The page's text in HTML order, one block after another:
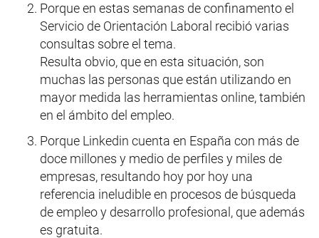
Porque en estas semanas de confinamento el
Servicio de Orientación Laboral recibió varias
consultas sobre el tema.
Resulta obvio, que en esta situación, son
muchas las personas que están utilizando en
mayor medida las herramientas online, también
en el ámbito del empleo.
Porque Linkedin cuenta en España con más de
doce millones y medio de perfiles y miles de
empresas, resultando hoy por hoy una
referencia ineludible en procesos de búsqueda
de empleo y desarrollo profesional, que además
es gratuita.